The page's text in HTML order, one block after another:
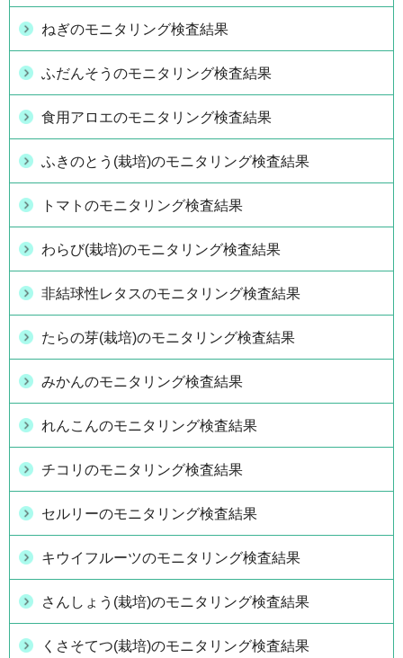
ねぎのモニタリング検査結果
ふだんそうのモニタリング検査結果
食用アロエのモニタリング検査結果
ふきのとう(栽培)のモニタリング検査結果
トマトのモニタリング検査結果
わらび(栽培)のモニタリング検査結果
非結球性レタスのモニタリング検査結果
たらの芽(栽培)のモニタリング検査結果
みかんのモニタリング検査結果
れんこんのモニタリング検査結果
チコリのモニタリング検査結果
セルリーのモニタリング検査結果
キウイフルーツのモニタリング検査結果
さんしょう(栽培)のモニタリング検査結果
くさそてつ(栽培)のモニタリング検査結果